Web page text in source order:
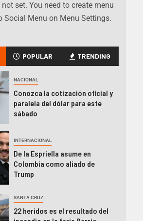
set. You need to create menu
Social Menu on Menu Settings.
POPULAR TRENDING
NACIONAL
Conozca la cotización oficial y
paralela del dólar para este
sábado
INTERNACIONAL
De la Espriella asume en
Colombia como aliado de
Trump
SANTA CRUZ
22 heridos es el resultado del